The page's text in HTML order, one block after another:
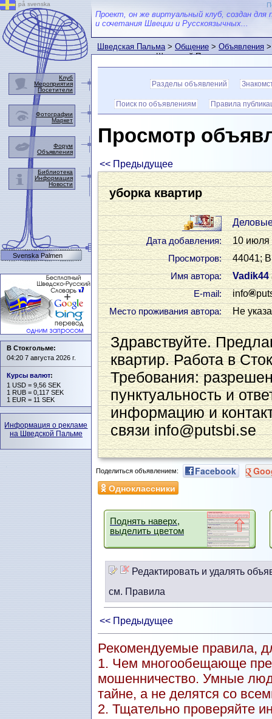
Проект, он же виртуальный клуб, создан для
и сочетания Швеции и Русскоязычных...
Шведская Пальма>Общение>Объявления>
пользователем Шведской Пальмы
Разделы объявлений
Поиск по объявлениям Правила
Просмотр
<< Предыдущее
уборка квартир
Дата добавления: 10 июля
Просмотров: 44041;
Имя автора: Vadik44
Е-mail: info
Место проживания автора: Не
Здравствуйте.
квартир. Работа в
Требования:
пунктуальность и
информацию и
связи info@putsbi.se
Поделиться объявлением: Facebook
Одноклассники
Поднять наверх,
выделить цветом
Редактировать и удалять
см. Правила
<< Предыдущее
Рекомендуемые правила,
1. Чем многообещающе
мошенничество. Умные
тайне, а не делятся со
2. Тщательно проверяйте
på svenska
Клуб
Мероприятия
Посетители
Фотографии
Маркет
Форум
Объявления
Библиотека
Информация
Новости
Svenska Palmen
В Стокгольме:
04:20 7 августа 2026 г.
Курсы валют:
1 USD = 9,56 SEK
1 RUB = 0,117 SEK
1 EUR = 11 SEK
Информация о рекламе
на Шведской Пальме